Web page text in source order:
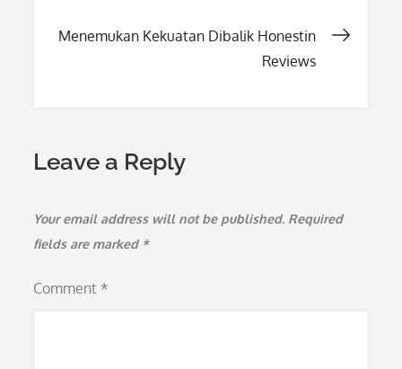
Menemukan Kekuatan Dibalik Honestin
Reviews
Leave a Reply
Your email address will not be published. Required
fields are marked *
Comment *